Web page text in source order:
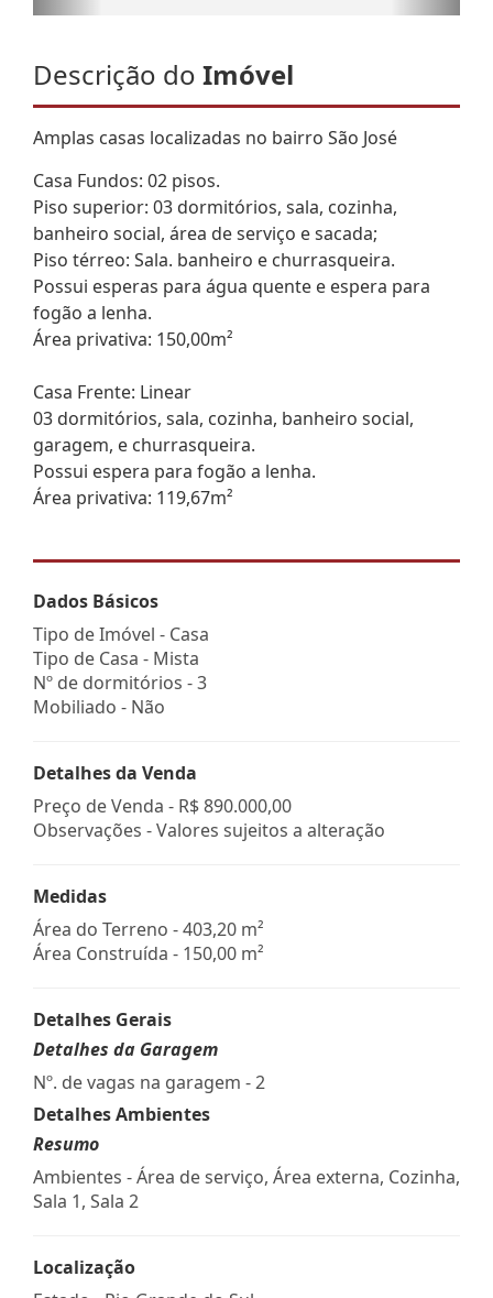
Descrição do Imóvel
Amplas casas localizadas no bairro São José
Casa Fundos: 02 pisos.
Piso superior: 03 dormitórios, sala, cozinha,
banheiro social, área de serviço e sacada;
Piso térreo: Sala. banheiro e churrasqueira.
Possui esperas para água quente e espera para
fogão a lenha.
Área privativa: 150,00m²
Casa Frente: Linear
03 dormitórios, sala, cozinha, banheiro social,
garagem, e churrasqueira.
Possui espera para fogão a lenha.
Área privativa: 119,67m²
Dados Básicos
Tipo de Imóvel - Casa
Tipo de Casa - Mista
Nº de dormitórios - 3
Mobiliado - Não
Detalhes da Venda
Preço de Venda - R$ 890.000,00
Observações - Valores sujeitos a alteração
Medidas
Área do Terreno - 403,20 m²
Área Construída - 150,00 m²
Detalhes Gerais
Detalhes da Garagem
Nº. de vagas na garagem - 2
Detalhes Ambientes
Resumo
Ambientes - Área de serviço, Área externa, Cozinha,
Sala 1, Sala 2
Localização